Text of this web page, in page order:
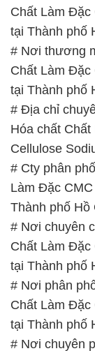
Chất Làm Đặc
tại Thành phố
# Nơi thương
Chất Làm Đặc
tại Thành phố
# Địa chỉ
Hóa chất
Cellulose
# Cty phân
Làm Đặc
Thành phố Hồ
# Nơi chuyên
Chất Làm Đặc
tại Thành phố
# Nơi phân
Chất Làm Đặc
tại Thành phố
# Nơi chuyên